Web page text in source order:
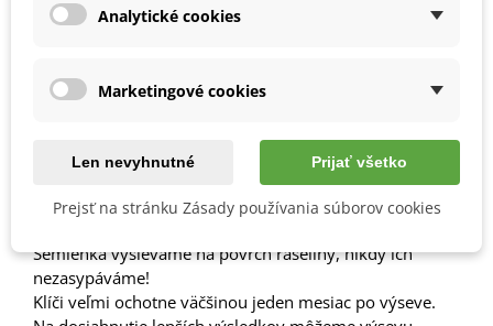
Teploty vyhovujú izbové alebo letné vonkajšie.
priameho slnka) a silnú zálievku (kvetináčik by mal stáťt
Substrát volíme chudobný, kyslý (najlepšie čistú rašelinu
Semienka vysievame na povrch rašeliny, nikdy ich
nezasypáváme!
Klíči veľmi ochotne väčšinou jeden mesiac po výseve.
Analytické cookies
Marketingové cookies
Len nevyhnutné Prijať všetko
Prejsť na stránku Zásady používania súborov cookies